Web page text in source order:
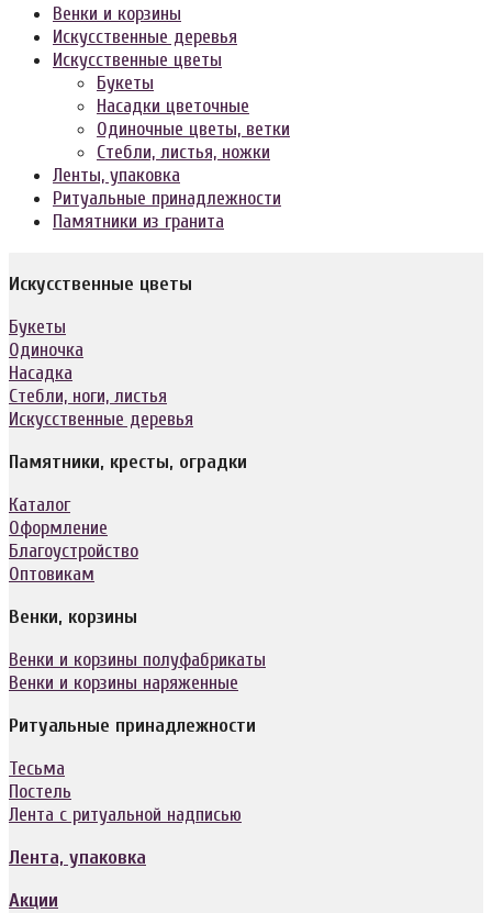
Венки и корзины
Искусственные деревья
Искусственные цветы
Букеты
Насадки цветочные
Одиночные цветы, ветки
Стебли, листья, ножки
Ленты, упаковка
Ритуальные принадлежности
Памятники из гранита
Искусственные цветы
Букеты
Одиночка
Насадка
Стебли, ноги, листья
Искусственные деревья
Памятники, кресты, оградки
Каталог
Оформление
Благоустройство
Оптовикам
Венки, корзины
Венки и корзины полуфабрикаты
Венки и корзины наряженные
Ритуальные принадлежности
Тесьма
Постель
Лента с ритуальной надписью
Лента, упаковка
Акции